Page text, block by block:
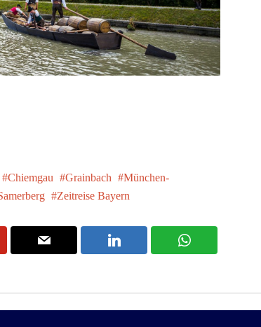
Chiemgau Grainbach
München-
Zeitreise Bayern